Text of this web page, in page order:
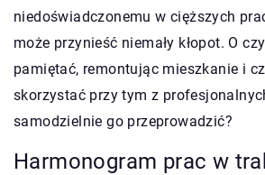
niedoświadczonemu w cięższych
może przynieść niemały kłopot. O
pamiętać, remontując mieszkanie i
skorzystać przy tym z
samodzielnie go przeprowadzić?
Harmonogram prac w